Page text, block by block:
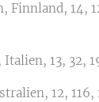
Finnland, 14,
Italien, 13, 32,
12,